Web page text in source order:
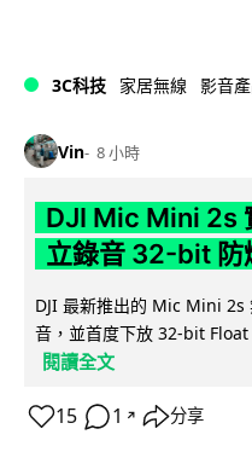
3C科技 家居無線 影音
Vin 8 小時
DJI Mic Mini 2s
立錄音 32-bit 防
DJI 最新推出的 Mic Mini 2s
音，並首度下放 32-bit
閱讀全文
15 1 ↗ 分享